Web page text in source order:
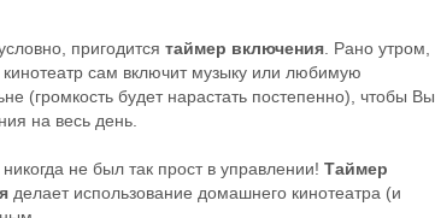
пригодится таймер включения . Рано утром,
сам включит музыку или любимую
(громкость будет нарастать постепенно), чтобы Вы
на весь день.
не был так прост в управлении! Таймер
делает использование домашнего кинотеатра (и